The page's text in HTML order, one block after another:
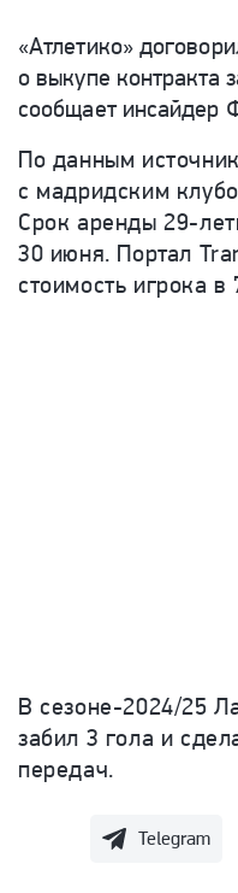
«Атлетико»
о выкупе контракта
сообщает инсайдер
По данным
с мадридским
Срок аренды 29-
30 июня. Портал
стоимость игрока
В сезоне-2024/25
забил 3 гола и
передач.
Telegram